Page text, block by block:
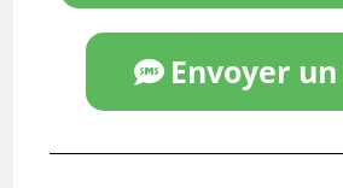
Envoyer un